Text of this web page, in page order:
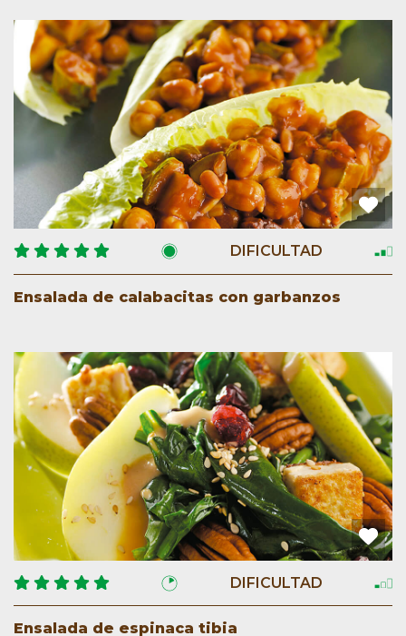
DIFICULTAD
Ensalada de calabacitas con garbanzos
DIFICULTAD
Ensalada de espinaca tibia